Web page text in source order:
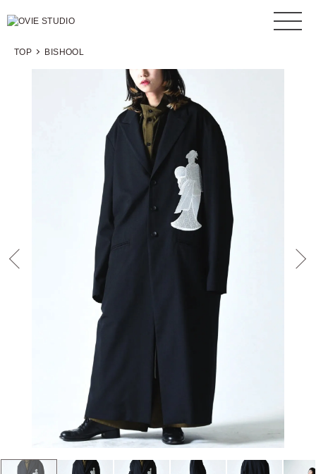
TOP BISHOOL